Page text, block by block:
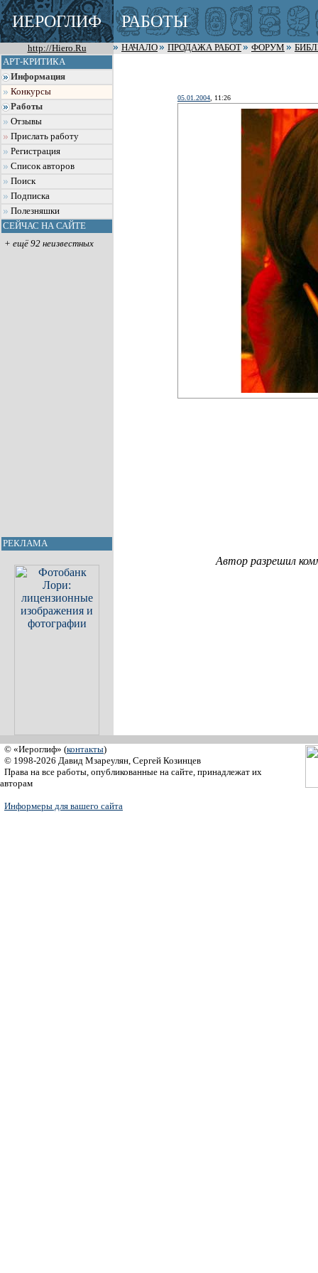
ИЕРОГЛИФ РАБОТЫ
http://Hiero.Ru НАЧАЛО ПРОДАЖА РАБОТ ФОРУМ
АРТ-КРИТИКА
Информация
Конкурсы
Работы
Отзывы
Прислать работу
Регистрация
Список авторов
Поиск
Подписка
Полезняшки
СЕЙЧАС НА САЙТЕ
+ ещё 92 неизвестных
РЕКЛАМА
05.01.2004 , 11:26
Автор разрешил
© «Иероглиф» (контакты)
© 1998-2026 Давид Мзареулян, Сергей Козинцев
Права на все работы, опубликованные на сайте, принадлежат их
авторам
Информеры для вашего сайта